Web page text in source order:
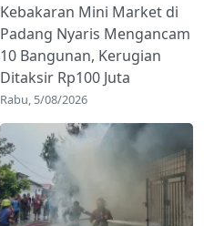
Kebakaran Mini Market di
Padang Nyaris Mengancam
10 Bangunan, Kerugian
Ditaksir Rp100 Juta
Rabu, 5/08/2026